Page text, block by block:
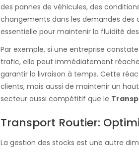
des pannes de véhicules, des
changements dans les demandes
essentielle pour maintenir la fluidité
Par exemple, si une entreprise
trafic, elle peut immédiatement
garantir la livraison à temps. Cette
clients, mais aussi de maintenir un
secteur aussi compétitif que le
Transport Routier:
La gestion des stocks est une autre